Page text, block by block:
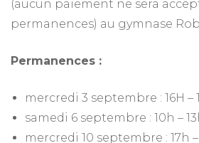
(aucun paiement ne sera
permanences) au gymnase
Permanences :
mercredi 3 septembre : 16H –
samedi 6 septembre : 10h –
mercredi 10 septembre : 17h –